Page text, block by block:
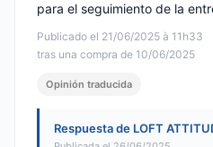
Publicado el 21/06/2025 à 11h33
tras una compra de 10/06/2025
para el seguimiento de la
Opinión traducida
Respuesta de LOFT